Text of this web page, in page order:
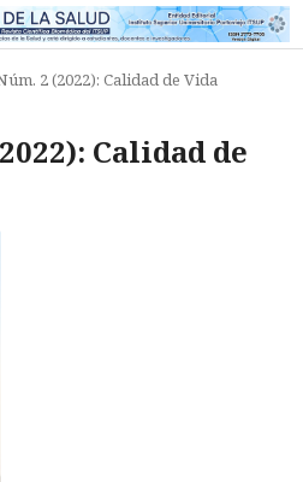
2 (2022): Calidad de Vida
Calidad de